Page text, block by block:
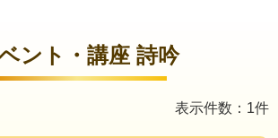
ント・講座 詩吟
表示件数：1件